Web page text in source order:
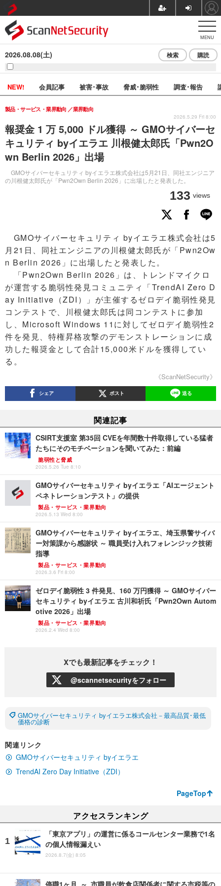
MENU
2026.08.08(土) 検索 購読
NEW! 会員記事 被害･事故 脅威･脆弱性 調査･報告
報奨金 1 万 5,000 ドル獲得 ～ GMOサイバーセ
キュリティ byイエラエ 川根健太郎氏「Pwn2O
wn Berlin 2026」出場
GMOサイバーセキュリティ byイエラエ株式会社は5月21日、同社エンジニア
の川根健太郎氏が「Pwn2Own Berlin 2026」に出場したと発表した。
製品・サービス・業界動向 業界動向
133 views
2026.5.29 Fri 8:00
GMOサイバーセキュリティ byイエラエ株式会社は5
月21日、同社エンジニアの川根健太郎氏が「Pwn2Ow
n Berlin 2026」に出場したと発表した。
「Pwn2Own Berlin 2026」は、トレンドマイクロ
が運営する脆弱性発見コミュニティ「TrendAI Zero D
ay Initiative（ZDI）」が主催するゼロデイ脆弱性発見
コンテストで、川根健太郎氏は同コンテストに参加
し、Microsoft Windows 11に対してゼロデイ脆弱性2
件を発見、特権昇格攻撃のデモンストレーションに成
功した報奨金として合計15,000米ドルを獲得してい
る。
《ScanNetSecurity》
シェア ポスト 送る
関連記事
CSIRT支援室 第35回 CVEを年間数十件取得している猛者
たちにそのモチベーションを聞いてみた：前編
脆弱性と脅威
2026.5.26 Tue 8:10
GMOサイバーセキュリティ byイエラエ「AIエージェント
ペネトレーションテスト」の提供
製品・サービス・業界動向
2026.5.13 Wed 8:00
GMOサイバーセキュリティ byイエラエ、埼玉県警サイバ
ー対策課から感謝状 ～ 職員受け入れフォレンジック技術
指導
製品・サービス・業界動向
2026.3.6 Fri 8:00
ゼロデイ脆弱性 3 件発見、160 万円獲得 ～ GMOサイバー
セキュリティ byイエラエ 古川和祈氏「Pwn2Own Autom
otive 2026」出場
製品・サービス・業界動向
2026.2.4 Wed 8:00
Xでも最新記事をチェック！
@scannetsecurityをフォロー
GMOサイバーセキュリティ byイエラエ株式会社－最高品質･最低
価格の診断
関連リンク
GMOサイバーセキュリティ byイエラエ
TrendAI Zero Day Initiative（ZDI）
PageTop
アクセスランキング
「東京アプリ」の運営に係るコールセンター業務で1名
の個人情報漏えい
2026.8.7(金) 8:05
停職1ヶ月 ～ 市職員が飲食店関係者に関する市税等の